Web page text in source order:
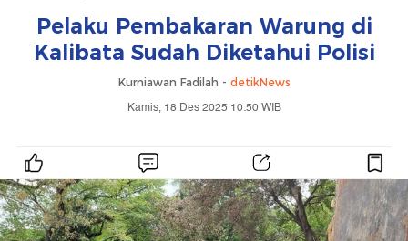
Pelaku Pembakaran Warung di
Kalibata Sudah Diketahui Polisi
Kurniawan Fadilah - detikNews
Kamis, 18 Des 2025 10:50 WIB